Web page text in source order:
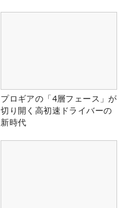
プロギアの「4層フェース」が
切り開く高初速ドライバーの
新時代